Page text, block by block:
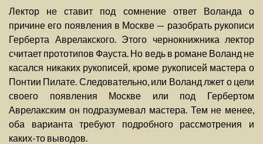
Лектор не ставит под сомнение ответ Воланда о
причине его появления в Москве — разобрать рукописи
Герберта Аврелакского. Этого чернокнижника лектор
считает прототипов Фауста. Но ведь в романе Воланд не
касался никаких рукописей, кроме рукописей мастера о
Понтии Пилате. Следовательно, или Воланд лжет о цели
своего появления Москве или под Гербертом
Аврелакским он подразумевал мастера. Тем не менее,
оба варианта требуют подробного рассмотрения и
каких-то выводов.